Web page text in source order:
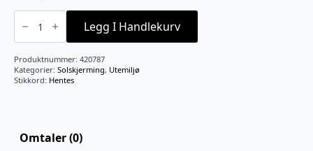
Parasollfot
granitt
25
kg
antall
Legg I Handlekurv
Produktnummer: 420787
Kategorier: Solskjerming, Utemiljø
Stikkord: Hentes
Omtaler (0)